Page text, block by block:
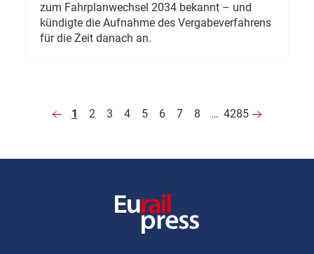
zum Fahrplanwechsel 2034 bekannt – und
kündigte die Aufnahme des Vergabeverfahrens
für die Zeit danach an.
1 2 3 4 5 6 7 8 … 4285